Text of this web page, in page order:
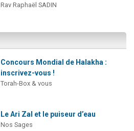
Rav Raphaël SADIN
Concours Mondial de Halakha :
inscrivez-vous !
Torah-Box & vous
Le Ari Zal et le puiseur d’eau
Nos Sages